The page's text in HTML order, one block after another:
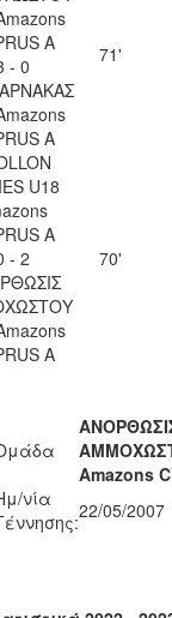
A
- 0
A
71'
U18
A
- 2
A
70'
Amazons
νία
22/05/2007